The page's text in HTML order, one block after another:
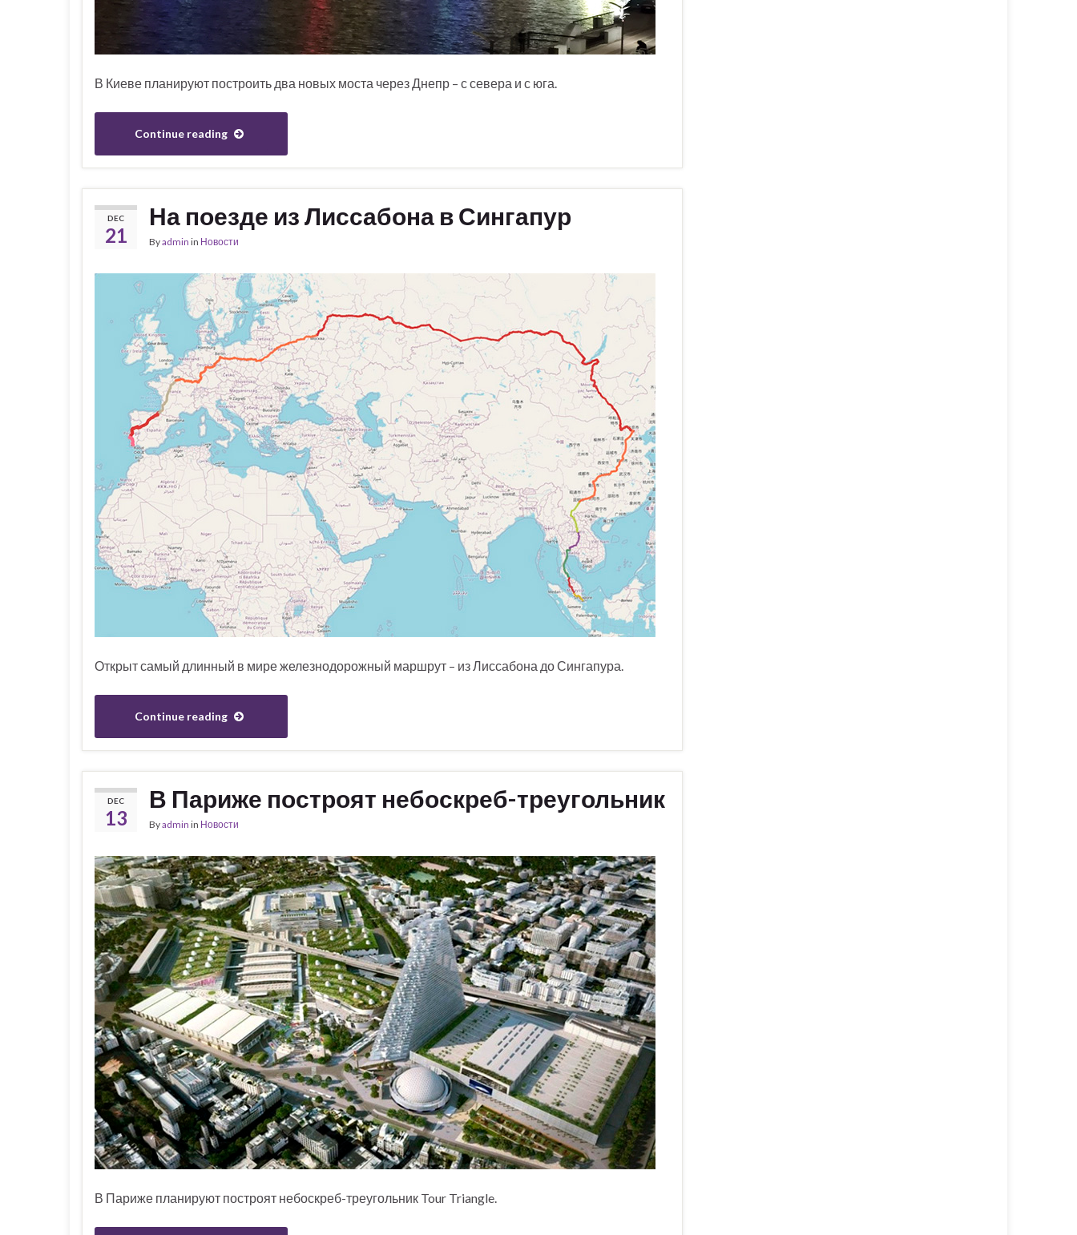
В Киеве планируют построить два новых моста через Днепр – с севера и с юга.
Continue reading
DEC
21
На поезде из Лиссабона в Сингапур
Byadmin in Новости
Открыт самый длинный в мире железнодорожный маршрут – из Лиссабона до Сингапура.
Continue reading
DEC
13
В Париже построят небоскреб-треугольник
Byadmin in Новости
В Париже планируют построят небоскреб-треугольник Tour Triangle.